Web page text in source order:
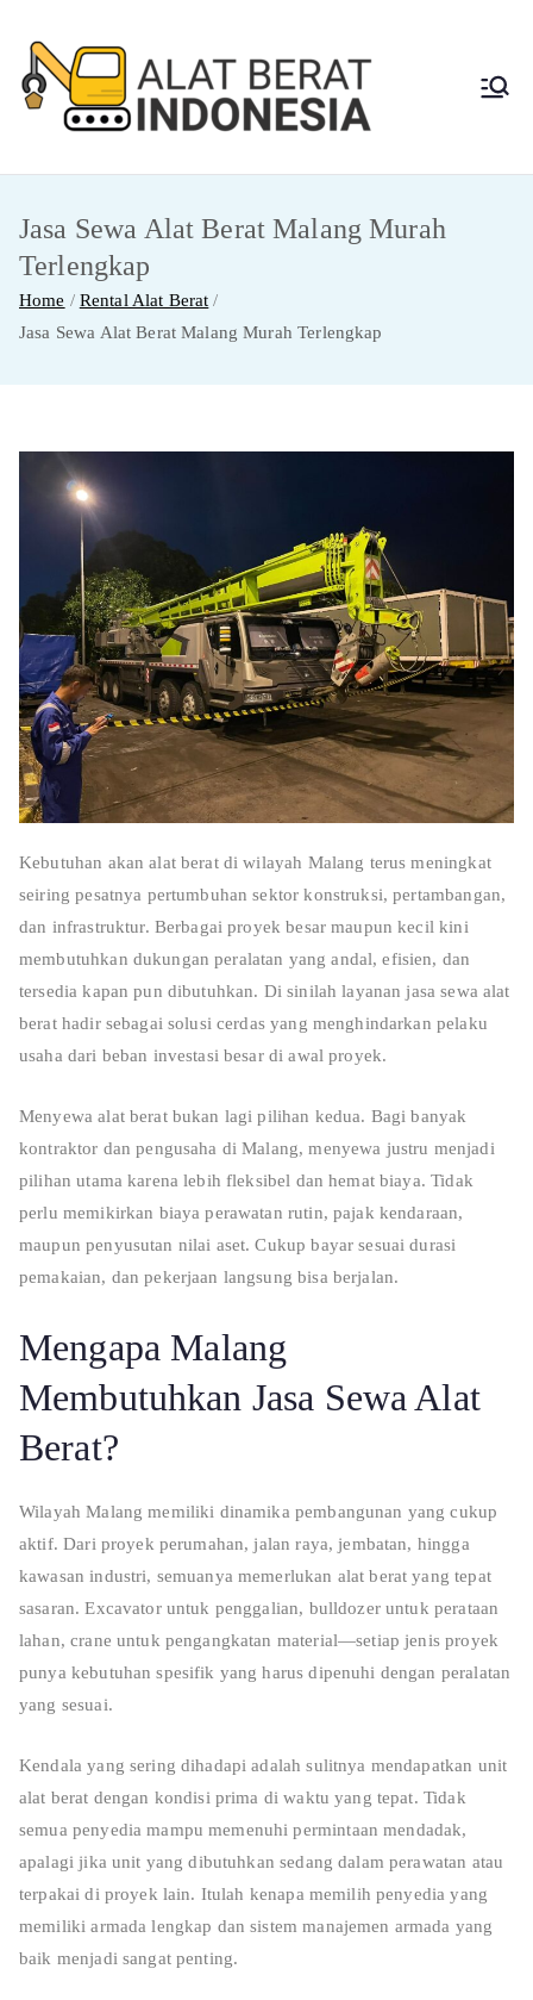
content
Berat
Indon
Jasa Sewa Alat
Jasa Sewa Alat Berat Malang Murah
Terlengkap
Home
Rental Alat Berat
Jasa Sewa Alat Berat Malang Murah Terlengkap
Kebutuhan akan alat berat di wilayah Malang terus meningkat
seiring pesatnya pertumbuhan sektor konstruksi, pertambangan,
dan infrastruktur. Berbagai proyek besar maupun kecil kini
membutuhkan dukungan peralatan yang andal, efisien, dan
tersedia kapan pun dibutuhkan. Di sinilah layanan jasa sewa alat
berat hadir sebagai solusi cerdas yang menghindarkan pelaku
usaha dari beban investasi besar di awal proyek.
Menyewa alat berat bukan lagi pilihan kedua. Bagi banyak
kontraktor dan pengusaha di Malang, menyewa justru menjadi
pilihan utama karena lebih fleksibel dan hemat biaya. Tidak
perlu memikirkan biaya perawatan rutin, pajak kendaraan,
maupun penyusutan nilai aset. Cukup bayar sesuai durasi
pemakaian, dan pekerjaan langsung bisa berjalan.
Mengapa Malang
Membutuhkan Jasa Sewa Alat
Berat?
Wilayah Malang memiliki dinamika pembangunan yang cukup
aktif. Dari proyek perumahan, jalan raya, jembatan, hingga
kawasan industri, semuanya memerlukan alat berat yang tepat
sasaran. Excavator untuk penggalian, bulldozer untuk perataan
lahan, crane untuk pengangkatan material—setiap jenis proyek
punya kebutuhan spesifik yang harus dipenuhi dengan peralatan
yang sesuai.
Kendala yang sering dihadapi adalah sulitnya mendapatkan unit
alat berat dengan kondisi prima di waktu yang tepat. Tidak
semua penyedia mampu memenuhi permintaan mendadak,
apalagi jika unit yang dibutuhkan sedang dalam perawatan atau
terpakai di proyek lain. Itulah kenapa memilih penyedia yang
memiliki armada lengkap dan sistem manajemen armada yang
baik menjadi sangat penting.